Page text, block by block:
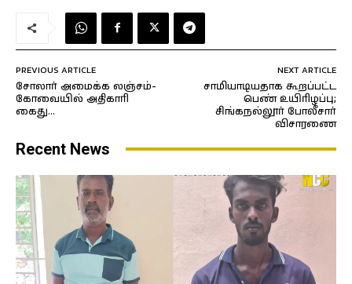
PREVIOUS ARTICLE
சோலார் அமைக்க லஞ்சம்-
கோவையில் அதிகாரி
கைது…
NEXT ARTICLE
சாமியாடியதாக கூறப்பட்ட
பெண் உயிரிழப்பு;
சிங்கநல்லூர் போலீசார்
விசாரணை
Recent News